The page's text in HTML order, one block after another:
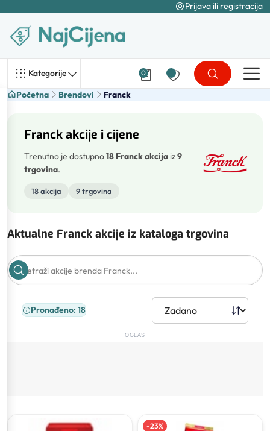
Prijava ili registracija
Kategorije 0
Početna Brendovi Franck
Franck akcije i cijene
Trenutno je dostupno18 Franck akcija iz9
trgovina.
18 akcija 9 trgovina
Aktualne Franck akcije iz kataloga trgovina
Pronađeno: 18
OGLAS
-23%